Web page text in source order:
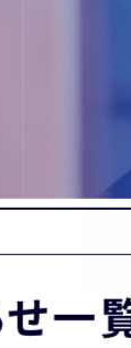
探
ム
一